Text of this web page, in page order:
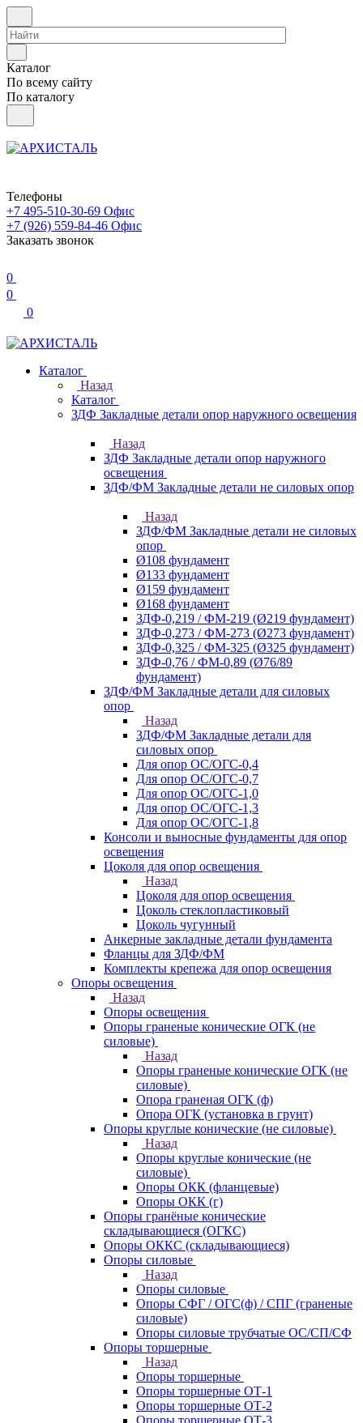
Каталог
По всему сайту
По каталогу
Телефоны
+7 495-510-30-69 Офис
+7 (926) 559-84-46 Офис
Заказать звонок
0
0
0
Каталог
Назад
Каталог
ЗДФ Закладные детали опор наружного освещения
Назад
ЗДФ Закладные детали опор наружного
освещения
ЗДФ/ФМ Закладные детали не силовых опор
Назад
ЗДФ/ФМ Закладные детали не силовых
опор
Ø108 фундамент
Ø133 фундамент
Ø159 фундамент
Ø168 фундамент
ЗДФ-0,219 / ФМ-219 (Ø219 фундамент)
ЗДФ-0,273 / ФМ-273 (Ø273 фундамент)
ЗДФ-0,325 / ФМ-325 (Ø325 фундамент)
ЗДФ-0,76 / ФМ-0,89 (Ø76/89
фундамент)
ЗДФ/ФМ Закладные детали для силовых
опор
Назад
ЗДФ/ФМ Закладные детали для
силовых опор
Для опор ОС/ОГС-0,4
Для опор ОС/ОГС-0,7
Для опор ОС/ОГС-1,0
Для опор ОС/ОГС-1,3
Для опор ОС/ОГС-1,8
Консоли и выносные фундаменты для опор
освещения
Цоколя для опор освещения
Назад
Цоколя для опор освещения
Цоколь стеклопластиковый
Цоколь чугунный
Анкерные закладные детали фундамента
Фланцы для ЗДФ/ФМ
Комплекты крепежа для опор освещения
Опоры освещения
Назад
Опоры освещения
Опоры граненые конические ОГК (не
силовые)
Назад
Опоры граненые конические ОГК (не
силовые)
Опора граненая ОГК (ф)
Опора ОГК (установка в грунт)
Опоры круглые конические (не силовые)
Назад
Опоры круглые конические (не
силовые)
Опоры ОКК (фланцевые)
Опоры ОКК (г)
Опоры гранёные конические
складывающиеся (ОГКС)
Опоры ОККС (складывающиеся)
Опоры силовые
Назад
Опоры силовые
Опоры СФГ / ОГС(ф) / СПГ (граненые
силовые)
Опоры силовые трубчатые ОС/СП/СФ
Опоры торшерные
Назад
Опоры торшерные
Опоры торшерные ОТ-1
Опоры торшерные ОТ-2
Опоры торшерные ОТ-3